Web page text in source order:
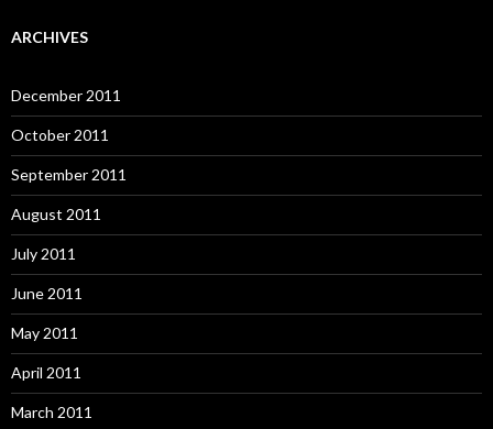
ARCHIVES
December 2011
October 2011
September 2011
August 2011
July 2011
June 2011
May 2011
April 2011
March 2011